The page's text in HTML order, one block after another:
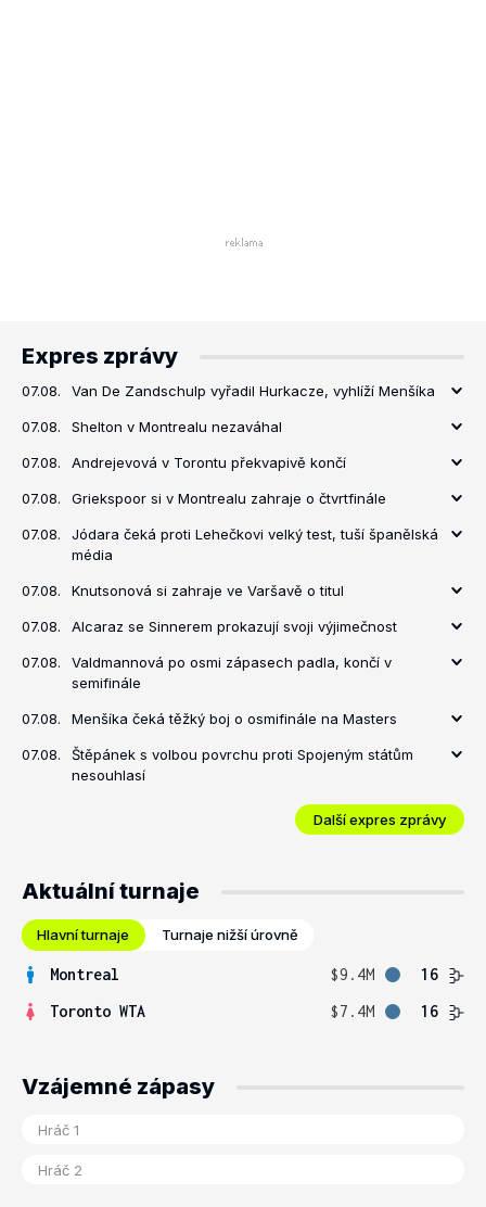
Expres zprávy
07.08. Van De Zandschulp vyřadil Hurkacze, vyhlíží Menšíka
07.08. Shelton v Montrealu nezaváhal
07.08. Andrejevová v Torontu překvapivě končí
07.08. Griekspoor si v Montrealu zahraje o čtvrtfinále
07.08.
Jódara čeká proti Lehečkovi velký test, tuší španělská
média
07.08. Knutsonová si zahraje ve Varšavě o titul
07.08. Alcaraz se Sinnerem prokazují svoji výjimečnost
07.08.
Valdmannová po osmi zápasech padla, končí v
semifinále
07.08. Menšíka čeká těžký boj o osmifinále na Masters
07.08.
Štěpánek s volbou povrchu proti Spojeným státům
nesouhlasí
Další expres zprávy
Aktuální turnaje
Hlavní turnaje Turnaje nižší úrovně
Montreal $9.4M
16
Toronto WTA
$7.4M 16
Vzájemné zápasy